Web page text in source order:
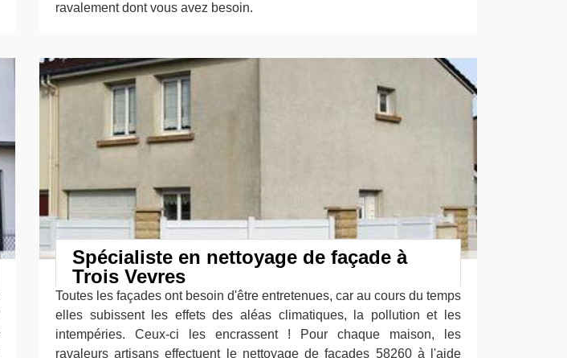
ravalement dont vous avez besoin.
Spécialiste en nettoyage de façade à
Trois Vevres
Toutes les façades ont besoin d'être entretenues, car au cours du temps
elles subissent les effets des aléas climatiques, la pollution et les
intempéries. Ceux-ci les encrassent ! Pour chaque maison, les
ravaleurs artisans effectuent le nettoyage de façades 58260 à l'aide